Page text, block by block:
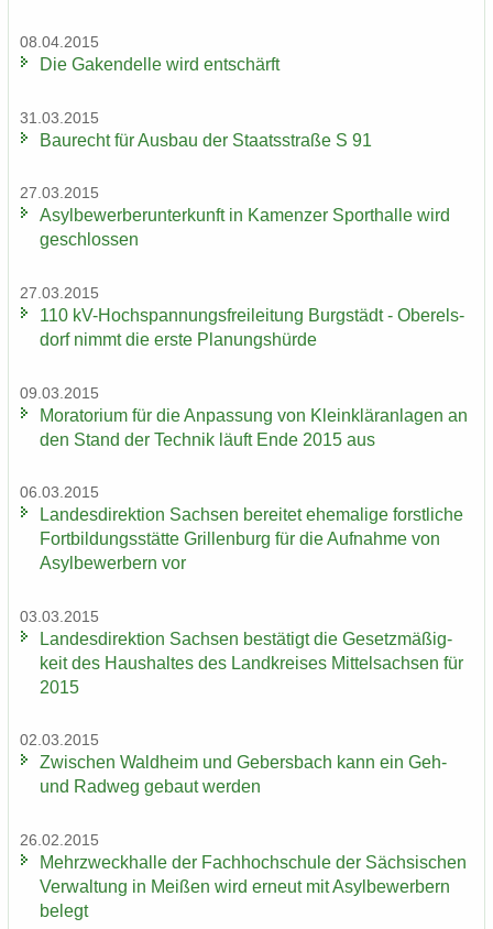
08.04.2015
Die Ga­ken­del­le wird ent­schärft
31.03.2015
Bau­recht für Aus­bau der Staats­stra­ße S 91
27.03.2015
Asyl­be­wer­ber­un­ter­kunft in Ka­men­zer Sport­hal­le wird
ge­schlos­sen
27.03.2015
110 kV-​Hochspannungsfreileitung Burg­städt - Ober­els­
dorf nimmt die erste Pla­nungs­hür­de
09.03.2015
Mo­ra­to­ri­um für die An­pas­sung von Klein­klär­an­la­gen an
den Stand der Tech­nik läuft Ende 2015 aus
06.03.2015
Lan­des­di­rek­ti­on Sach­sen be­rei­tet ehe­ma­li­ge forst­li­che
Fort­bil­dungs­stät­te Gril­len­burg für die Auf­nah­me von
Asyl­be­wer­bern vor
03.03.2015
Lan­des­di­rek­ti­on Sach­sen be­stä­tigt die Ge­setz­mä­ßig­
keit des Haus­hal­tes des Land­krei­ses Mit­tel­sach­sen für
2015
02.03.2015
Zwi­schen Wald­heim und Ge­bers­bach kann ein Geh-
und Rad­weg ge­baut wer­den
26.02.2015
Mehr­zweck­hal­le der Fach­hoch­schu­le der Säch­si­schen
Ver­wal­tung in Mei­ßen wird er­neut mit Asyl­be­wer­bern
be­legt